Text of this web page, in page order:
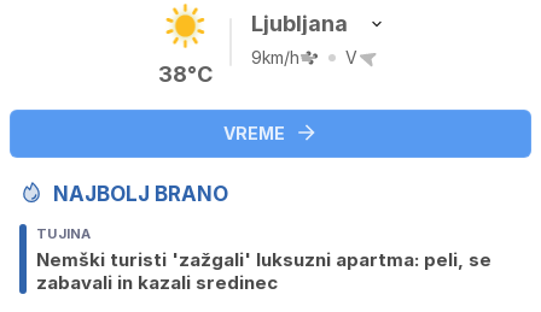
38°C
Ljubljana
9km/h V
VREME
NAJBOLJ BRANO
TUJINA
Nemški turisti 'zažgali' luksuzni apartma: peli, se
zabavali in kazali sredinec